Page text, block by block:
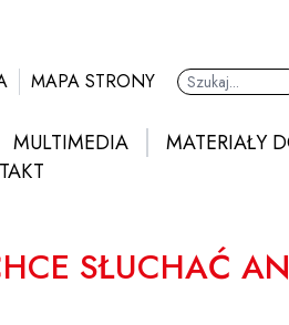
MAPA STRONY Ustawienia
MULTIMEDIA MATERIAŁY
SŁUCHAĆ